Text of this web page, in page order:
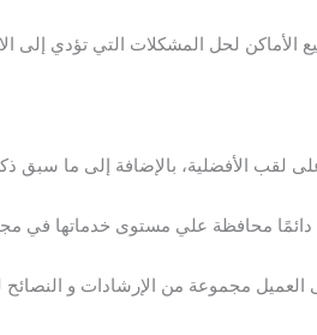
الأماكن لحل المشكلات التي تؤدي إلى
لقب الأفضلية، بالإضافة إلى ما
محافظة علي مستوى خدماتها في
العميل مجموعة من الإرشادات و